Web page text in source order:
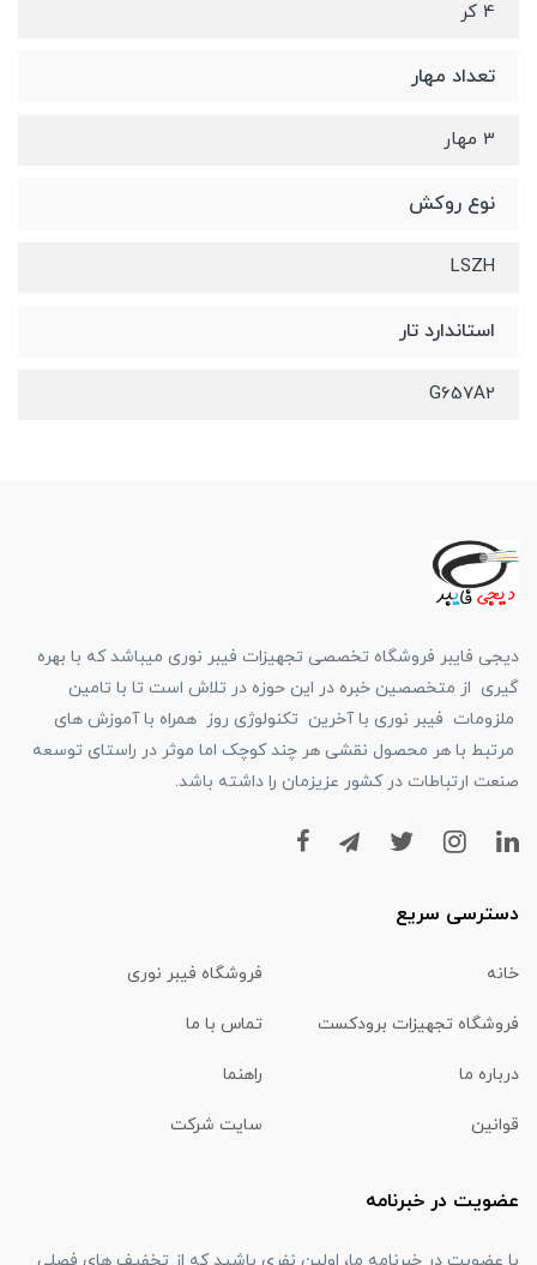
4 کر
تعداد مهار
3 مهار
نوع روکش
LSZH
استاندارد تار
G657A2
دیجی فایبر فروشگاه تخصصی تجهیزات فیبر نوری میباشد که با بهره
گیری از متخصصین خبره در این حوزه در تلاش است تا با تامین
ملزومات فیبر نوری با آخرین تکنولوژی روز همراه با آموزش های
مرتبط با هر محصول نقشی هر چند کوچک اما موثر در راستای توسعه
صنعت ارتباطات در کشور عزیزمان را داشته باشد.
دسترسی سریع
خانه فروشگاه فیبر نوری
فروشگاه تجهیزات برودکست تماس با ما
درباره ما راهنما
قوانین سایت شرکت
عضویت در خبرنامه